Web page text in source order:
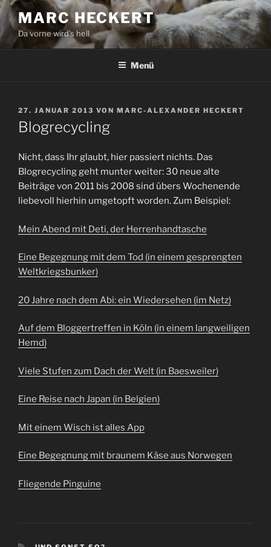
Zum
Inhalt
springen
MARC HECKERT
Da vorne wird's hell
Menü
VERÖFFENTLICHT
AM
27. JANUAR 2013 VON MARC-ALEXANDER HECKERT
Blogrecycling
Nicht, dass Ihr glaubt, hier passiert nichts. Das
Blogrecycling geht munter weiter: 30 neue alte
Beiträge von 2011 bis 2008 sind übers Wochenende
liebevoll hierhin umgetopft worden. Zum Beispiel:
Mein Abend mit Deti, der Herrenhandtasche
Eine Begegnung mit dem Tod (in einem gesprengten
Weltkriegsbunker)
20 Jahre nach dem Abi: ein Wiedersehen (im Netz)
Auf dem Bloggertreffen in Köln (in einem langweiligen
Hemd)
Viele Stufen zum Dach der Welt (in Baesweiler)
Eine Reise nach Japan (in Belgien)
Mit einem Wisch ist alles App
Eine Begegnung mit braunem Käse aus Norwegen
Fliegende Pinguine